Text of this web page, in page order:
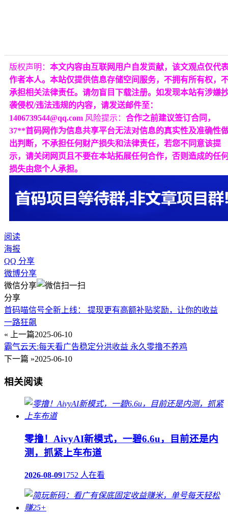
版权声明： 本文内容由互联网用户自发贡献，该文观点仅代
作者本人。本站仅提供信息存储空间服务，不拥有所有权，
承担相关法律责任。请勿盲目下载注册。如发现本站有涉嫌
袭侵权/违法违规的内容，请发送邮件至：
1406739544@qq.com 风险提示： 合作之前建议签订合同，
37**首码网作为信息共享平台无法对信息的真实性及准确性
出判断，不承担任何财产损失和法律责任，若您不同意该提
示，请关闭网页且不要在本站拓展任何合作，否则造成的任
损失由您个人承担。
阅读
海报
QQ 分享
微博分享
微信分享
分享
首码喵信号全新上线： 提现更有高额补贴奖励，让你的收益
一路狂飙
« 上一篇2025-06-10
霸气云天:每天看广告稳定分洪收益 永久零撸不养鸡
下一篇 »2025-06-10
相关阅读
零撸！AivyAI新模式，一碧6.6u，目前还是内
测，抓紧上车布道
2026-08-091752 人在看